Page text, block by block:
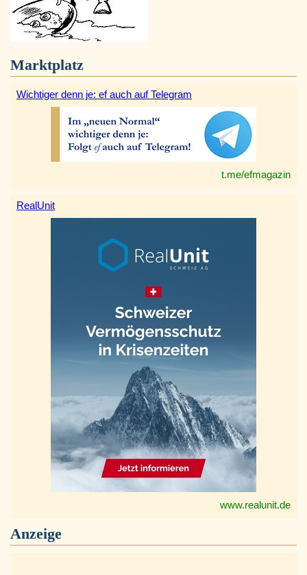
Marktplatz
Wichtiger denn je: ef auch auf Telegram
t.me/efmagazin
RealUnit
www.realunit.de
Anzeige